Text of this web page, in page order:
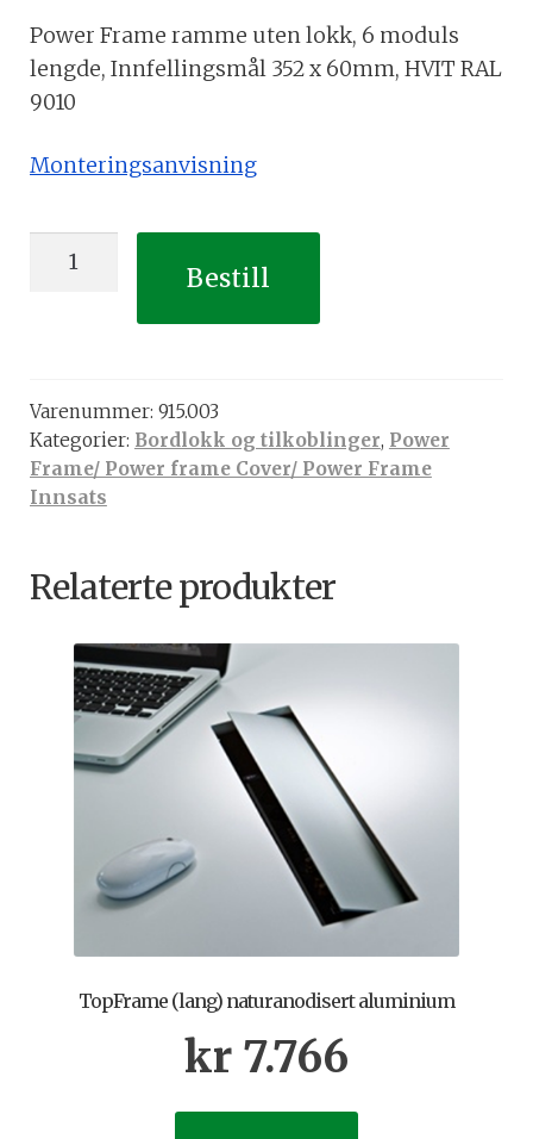
Power Frame ramme uten lokk, 6 moduls
lengde, Innfellingsmål 352 x 60mm, HVIT RAL
9010
Monteringsanvisning
Power
lengde,
HVIT
antall
Bestill
Varenummer: 915.003
Kategorier: Bordlokk og tilkoblinger, Power
Frame/ Power frame Cover/ Power Frame
Innsats
Relaterte produkter
TopFrame (lang) naturanodisert aluminium
kr 7.766